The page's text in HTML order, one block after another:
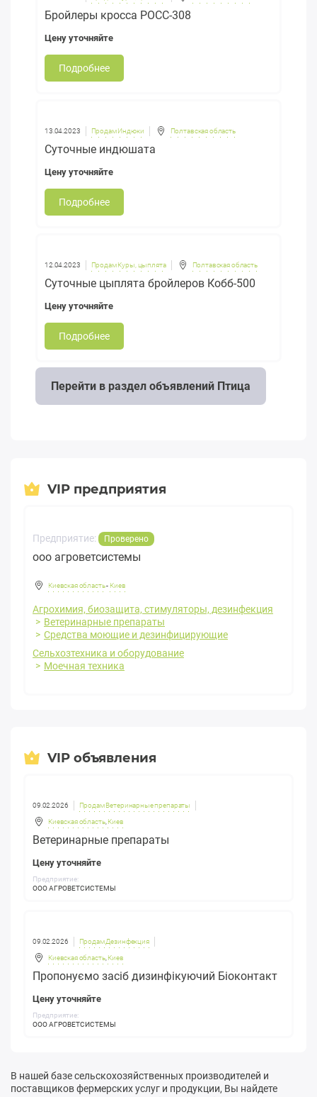
Бройлеры кросса РОСС-308
Цену уточняйте
Подробнее
13.04.2023 Продам Индюки Полтавская область
Суточные индюшата
Цену уточняйте
Подробнее
12.04.2023 Продам Куры, цыплята Полтавская область
Суточные цыплята бройлеров Кобб-500
Цену уточняйте
Подробнее
Перейти в раздел объявлений Птица
VIP предприятия
Предприятие: Проверено
ооо агроветсистемы
Киевская область- Киев
Агрохимия, биозащита, стимуляторы, дезинфекция
Ветеринарные препараты
Средства моющие и дезинфицирующие
Сельхозтехника и оборудование
Моечная техника
VIP объявления
09.02.2026 Продам Ветеринарные препараты
Киевская область, Киев
Ветеринарные препараты
Цену уточняйте
Предприятие:
ООО АГРОВЕТСИСТЕМЫ
09.02.2026 Продам Дезинфекция
Киевская область, Киев
Пропонуємо засіб дизинфікуючий Біоконтакт
Цену уточняйте
Предприятие:
ООО АГРОВЕТСИСТЕМЫ
В нашей базе сельскохозяйственных производителей и
поставщиков фермерских услуг и продукции, Вы найдете